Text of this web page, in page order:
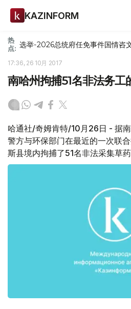
KAZINFORM
热
点: 选举-2026总统府任免事件国情咨
17:36, 26 10月 2017
南哈州拘捕51名非法务工
哈通社/奇姆肯特/10月26日 - 据
警方与环保部门在最近的一次联
斯县境内拘捕了51名非法采集草药